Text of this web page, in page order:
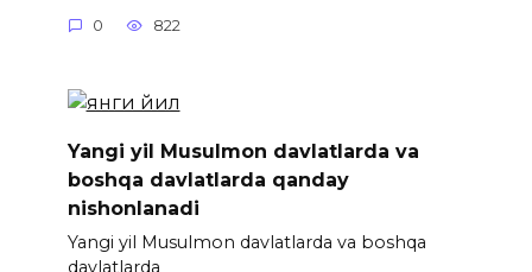
0 822
Yangi yil Musulmon davlatlarda va
boshqa davlatlarda qanday
nishonlanadi
Yangi yil Musulmon davlatlarda va boshqa
davlatlarda